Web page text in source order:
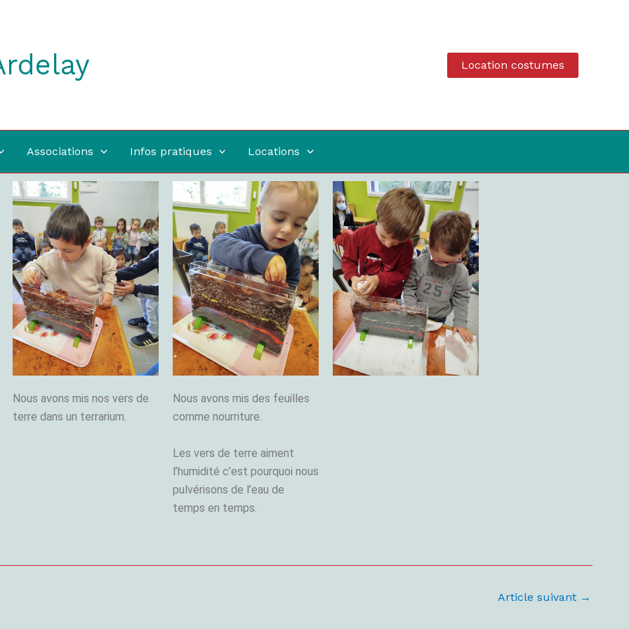
Location costumes
Associations Infos pratiques Locations
Nous avons mis nos vers de
terre dans un terrarium.
Nous avons mis des feuilles
comme nourriture.
Les vers de terre aiment
l’humidité c’est pourquoi nous
pulvérisons de l’eau de
temps en temps.
Article suivant →